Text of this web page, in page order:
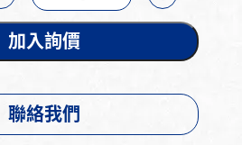
加入詢價
聯絡我們